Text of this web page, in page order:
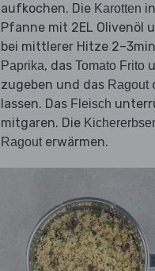
aufkochen. Die Karotten
Pfanne mit 2EL Olivenöl
bei mittlerer Hitze
Paprika, das Tomato Frito
zugeben und das Ragout
lassen. Das Fleisch
mitgaren. Die
Ragouterwärmen.